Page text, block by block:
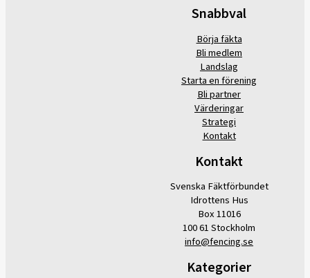
Snabbval
Börja fäkta
Bli medlem
Landslag
Starta en förening
Bli partner
Värderingar
Strategi
Kontakt
Kontakt
Svenska Fäktförbundet
Idrottens Hus
Box 11016
100 61 Stockholm
info@fencing.se
Kategorier